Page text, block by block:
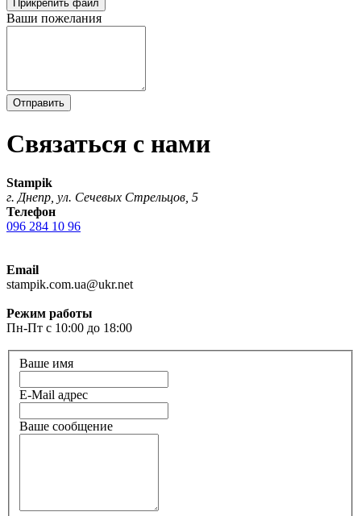
Прикрепить файл
Ваши пожелания
Отправить
Связаться с нами
Stampik
г. Днепр, ул. Сечевых Стрельцов, 5
Телефон
096 284 10 96
Email
stampik.com.ua@ukr.net
Режим работы
Пн-Пт с 10:00 до 18:00
Ваше имя
E-Mail адрес
Ваше сообщение